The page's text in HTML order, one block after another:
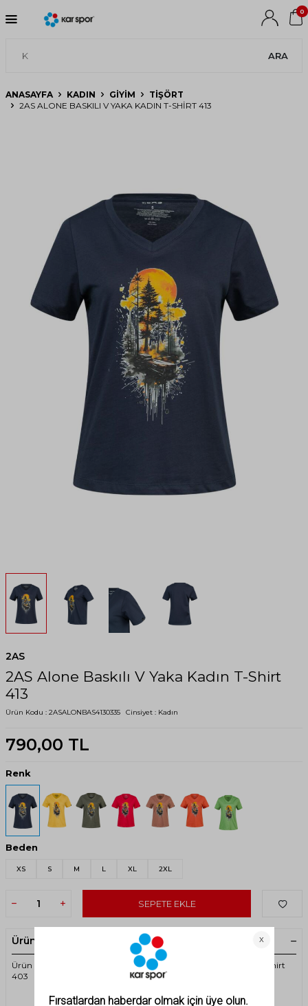
ARA
0
ANASAYFA KADIN GIYIM
TIŞÖRT
2AS ALONE BASKILI V YAKA KADIN T-SHIRT 413
2AS
2AS Alone Baskılı V Yaka Kadın T-Shirt
413
Ürün Kodu : 2ASALONBAS4130335 Cinsiyet : Kadın
790,00 TL
Renk
Beden
XS S M L XL 2XL
SEPETE EKLE
Ürün Açıklaması
Ürün Kodu:2ASALONBAS403-2AS Alone Baskılı V Yaka Kadın T-Shirt
403